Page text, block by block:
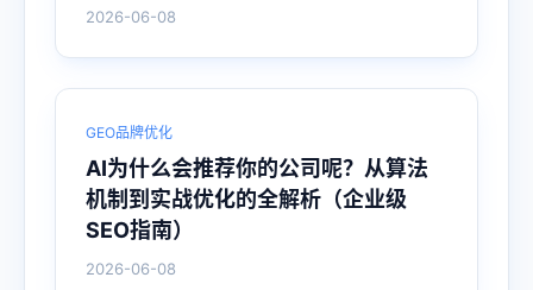
2026-06-08
GEO品牌优化
AI为什么会推荐你的公司呢？从算法
机制到实战优化的全解析（企业级
SEO指南）
2026-06-08